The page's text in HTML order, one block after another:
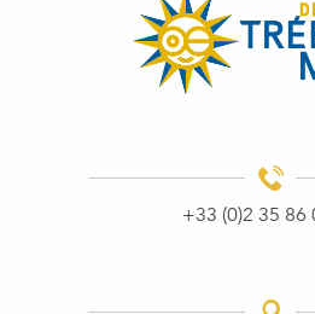
+33 (0)2 35 86